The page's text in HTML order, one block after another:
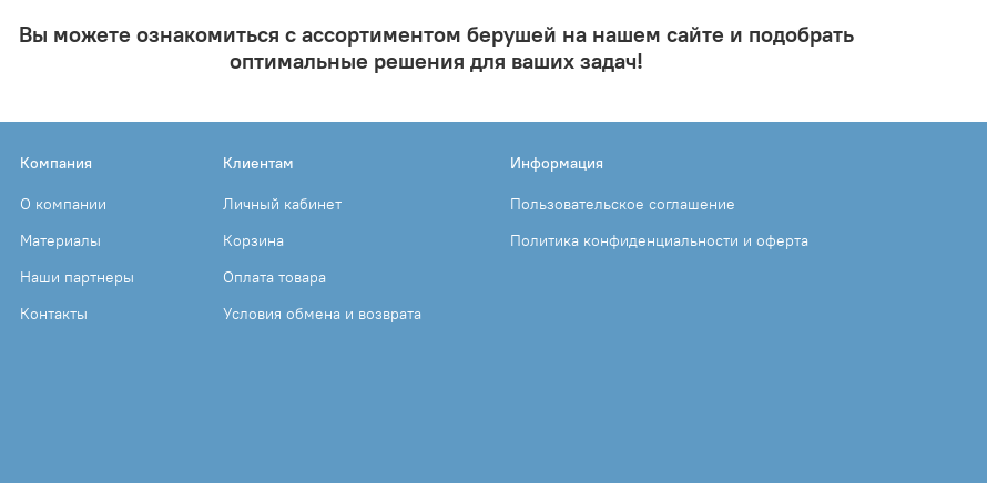
Вы можете ознакомиться с ассортиментом берушей на нашем сайте и подобрать
оптимальные решения для ваших задач!
Компания
О компании
Материалы
Наши партнеры
Контакты
Клиентам
Личный кабинет
Корзина
Оплата товара
Условия обмена и возврата
Информация
Пользовательское соглашение
Политика конфиденциальности и оферта